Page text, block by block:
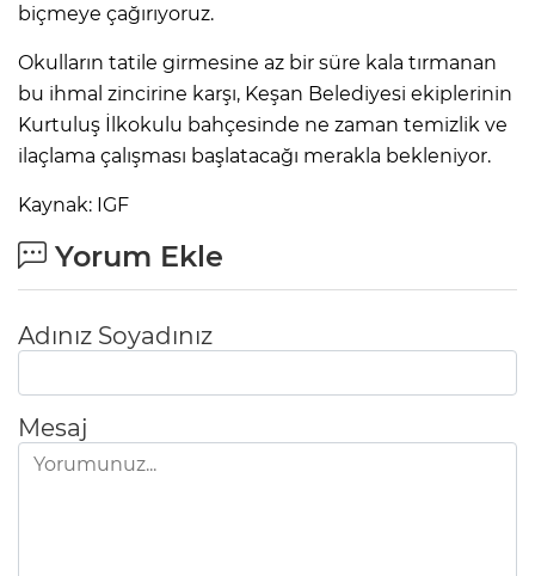
biçmeye çağırıyoruz.
Okulların tatile girmesine az bir süre kala tırmanan
bu ihmal zincirine karşı, Keşan Belediyesi ekiplerinin
Kurtuluş İlkokulu bahçesinde ne zaman temizlik ve
ilaçlama çalışması başlatacağı merakla bekleniyor.
Kaynak: IGF
Yorum Ekle
Adınız Soyadınız
Mesaj